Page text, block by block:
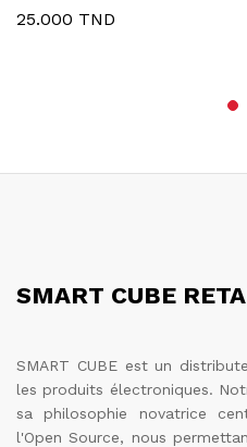
25.000 TND
SMART CUBE
SMART CUBE est un
les produits électroniques.
sa philosophie novatrice
l'Open Source, nous